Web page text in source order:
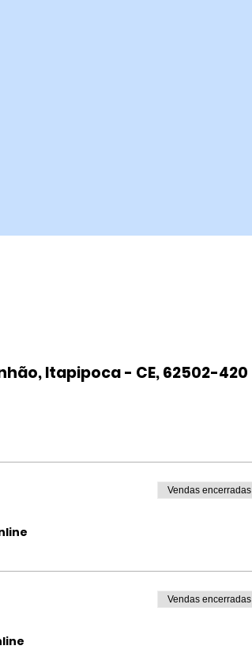
Itapipoca - CE, 62502-420
Vendas encerradas
Vendas encerradas